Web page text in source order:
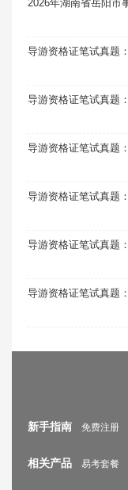
新手指南 免费注册
相关产品 易考套餐